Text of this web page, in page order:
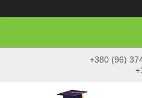
+380 (96)